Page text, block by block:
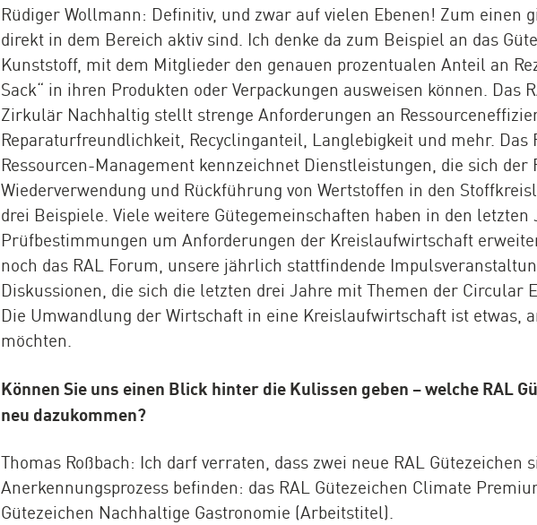
Rüdiger Wollmann: Definitiv, und zwar auf vielen Ebenen! Zum einen
direkt in dem Bereich aktiv sind. Ich denke da zum Beispiel an das
Kunststoff, mit dem Mitglieder den genauen prozentualen Anteil an
Sack“ in ihren Produkten oder Verpackungen ausweisen können. Das
Zirkulär Nachhaltig stellt strenge Anforderungen an
Reparaturfreundlichkeit, Recyclinganteil, Langlebigkeit und mehr. Das
Ressourcen-Management kennzeichnet Dienstleistungen, die sich der
Wiederverwendung und Rückführung von Wertstoffen in den
drei Beispiele. Viele weitere Gütegemeinschaften haben in den
Prüfbestimmungen um Anforderungen der Kreislaufwirtschaft
noch das RAL Forum, unsere jährlich stattfindende
Diskussionen, die sich die letzten drei Jahre mit Themen der Circular
Die Umwandlung der Wirtschaft in eine Kreislaufwirtschaft ist etwas,
möchten.
Können Sie uns einen Blick hinter die Kulissen geben – welche RAL
neu dazukommen?
Thomas Roßbach: Ich darf verraten, dass zwei neue RAL Gütezeichen
Anerkennungsprozess befinden: das RAL Gütezeichen Climate
Gütezeichen Nachhaltige Gastronomie (Arbeitstitel).